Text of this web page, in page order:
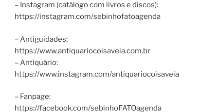
– Instagram (catálogo com livros e discos):
https://instagram.com/sebinhofatoagenda
– Antiguidades:
https://www.antiquariocoisaveia.com.br
– Antiquário:
https://www.instagram.com/antiquariocoisaveia
– Fanpage:
https://facebook.com/sebinhoFATOagenda